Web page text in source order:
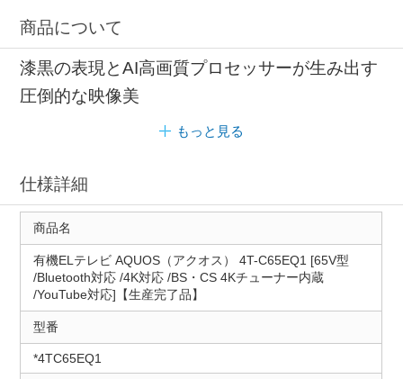
商品について
漆黒の表現とAI高画質プロセッサーが生み出す
圧倒的な映像美
もっと見る
仕様詳細
商品名
有機ELテレビ AQUOS（アクオス） 4T-C65EQ1 [65V型
/Bluetooth対応 /4K対応 /BS・CS 4Kチューナー内蔵
/YouTube対応]【生産完了品】
型番
*4TC65EQ1